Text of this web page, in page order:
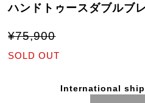
ハンドトゥースダブルブ
¥75,900
SOLD OUT
International